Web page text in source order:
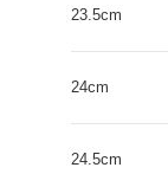
23.5cm
24cm
24.5cm